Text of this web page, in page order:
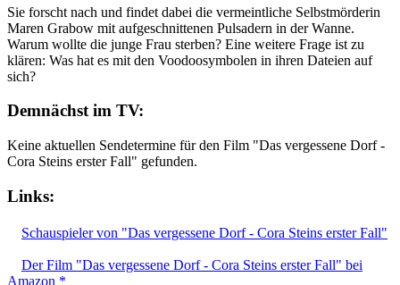
Sie forscht nach und findet dabei die vermeintliche Selbstmörderin
Maren Grabow mit aufgeschnittenen Pulsadern in der Wanne.
Warum wollte die junge Frau sterben? Eine weitere Frage ist zu
klären: Was hat es mit den Voodoosymbolen in ihren Dateien auf
sich?
Demnächst im TV:
Keine aktuellen Sendetermine für den Film "Das vergessene Dorf -
Cora Steins erster Fall" gefunden.
Links:
Schauspieler von "Das vergessene Dorf - Cora Steins erster Fall"
Der Film "Das vergessene Dorf - Cora Steins erster Fall" bei
Amazon *